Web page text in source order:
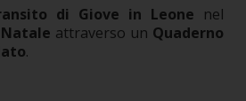
di Giove in Leone nel
attraverso un Quaderno
.